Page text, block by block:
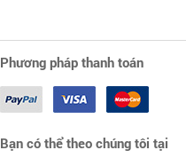
Phương pháp thanh toán
Bạn có thể theo chúng tôi tại